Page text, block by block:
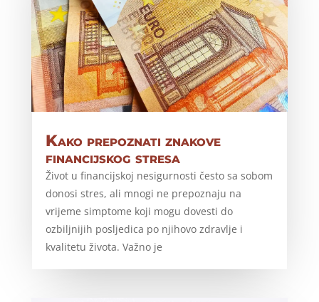
Kako prepoznati znakove
financijskog stresa
Život u financijskoj nesigurnosti često sa sobom
donosi stres, ali mnogi ne prepoznaju na
vrijeme simptome koji mogu dovesti do
ozbiljnijih posljedica po njihovo zdravlje i
kvalitetu života. Važno je